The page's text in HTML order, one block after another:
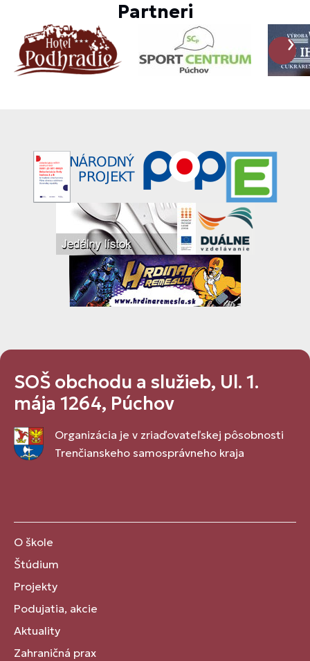
Partneri
SOŠ obchodu a služieb, Ul. 1.
mája 1264, Púchov
Organizácia je v zriaďovateľskej pôsobnosti
Trenčianskeho samosprávneho kraja
O škole
Štúdium
Projekty
Podujatia, akcie
Aktuality
Zahraničná prax